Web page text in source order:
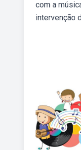
com a
intervenção